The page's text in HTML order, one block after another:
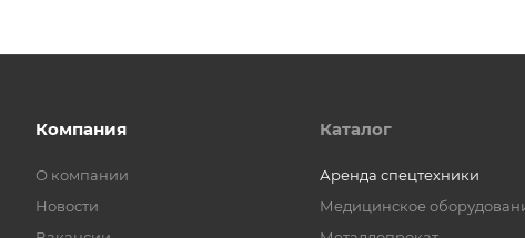
Компания
О компании
Новости
Каталог
Аренда спецтехники
Медицинское